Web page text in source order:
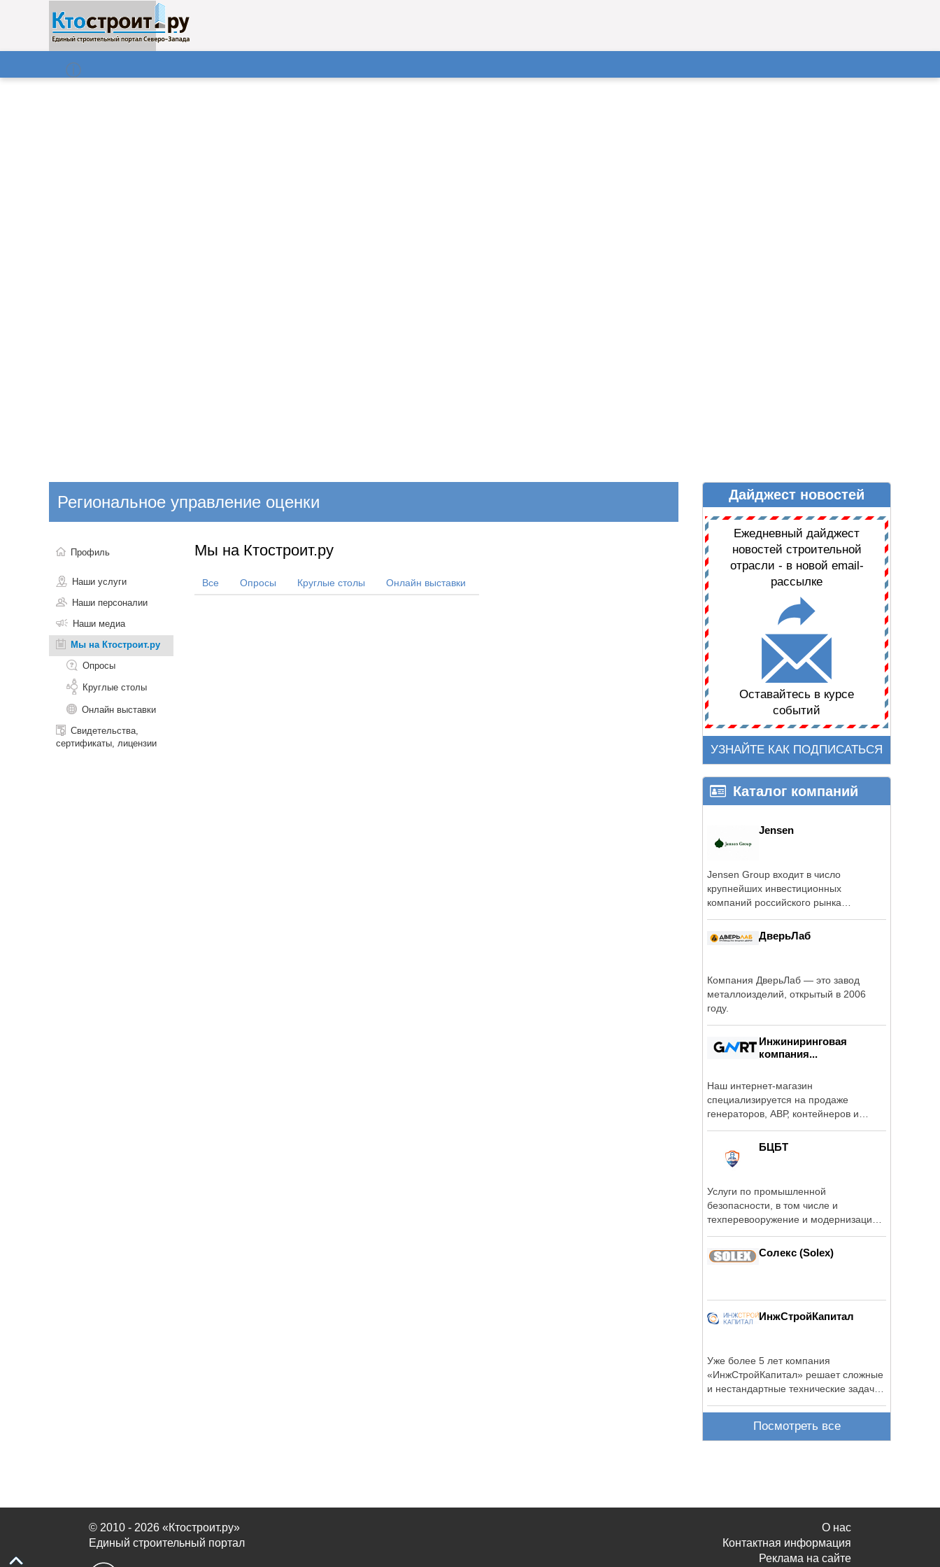
Поиск
ДАЙДЖЕСТ НОВОСТЕЙ
Региональное управление оценки
Профиль
Наши услуги
Наши персоналии
Наши медиа
Мы на Ктостроит.ру
Опросы
Круглые столы
Онлайн выставки
Свидетельства,
сертификаты, лицензии
Мы на Ктостроит.ру
Все Опросы Круглые столы Онлайн выставки
Дайджест новостей
Ежедневный дайджест
новостей строительной
отрасли - в новой email-
рассылке
Оставайтесь в курсе
событий
УЗНАЙТЕ КАК ПОДПИСАТЬСЯ
Каталог компаний
Jensen
Jensen Group входит в число
крупнейших инвестиционных
компаний российского рынка
ДверьЛаб
Компания ДверьЛаб — это завод
металлоизделий, открытый в 2006
году.
Инжиниринговая
компания...
Наш интернет-магазин
специализируется на продаже
генераторов, АВР, контейнеров и
БЦБТ
Услуги по промышленной
безопасности, в том числе и
техперевооружение и модернизации
Солекс (Solex)
ИнжСтройКапитал
Уже более 5 лет компания
«ИнжСтройКапитал» решает сложные
и нестандартные технические задачи,
Посмотреть все
© 2010 - 2026 «Ктостроит.ру»
Единый строительный портал
О нас
Контактная информация
Реклама на сайте